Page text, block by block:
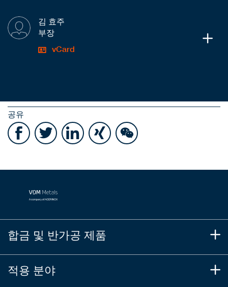
김 효주
부장
vCard
공유
합금 및 반가공 제품
적용 분야